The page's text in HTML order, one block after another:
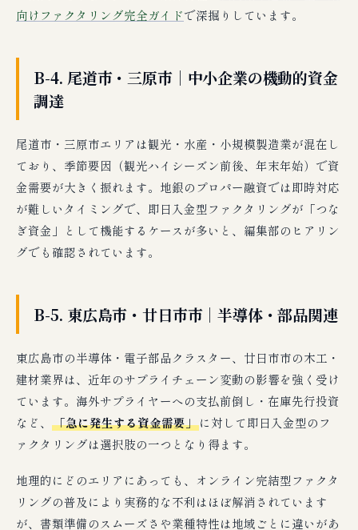
向けファクタリング完全ガイドで深掘りしています。
B-4. 尾道市・三原市｜中小企業の機動的資金
調達
尾道市・三原市エリアは観光・水産・小規模製造業が混在し
ており、季節要因（観光ハイシーズン前後、年末年始）で資
金需要が大きく振れます。地銀のプロパー融資では即時対応
が難しいタイミングで、即日入金型ファクタリングが「つな
ぎ資金」として機能するケースが多いと、編集部のヒアリン
グでも確認されています。
B-5. 東広島市・廿日市市｜半導体・部品関連
東広島市の半導体・電子部品クラスター、廿日市市の木工・
建材業界は、近年のサプライチェーン変動の影響を強く受け
ています。海外サプライヤーへの支払前倒し・在庫先行投資
など、 「急に発生する資金需要」に対して即日入金型のフ
ァクタリングは選択肢の一つとなり得ます。
地理的にどのエリアにあっても、オンライン完結型ファクタ
リングの普及により実務的な不利はほぼ解消されています
が、書類準備のスムーズさや業種特性は地域ごとに違いがあ